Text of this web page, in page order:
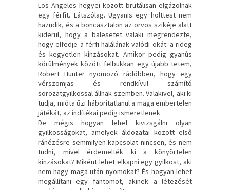
Los Angeles hegyei között brutálisan elgázolnak
egy férfit. Látszólag. Ugyanis egy holttest nem
hazudik, és a boncasztalon az orvos szikéje alatt
kiderül, hogy a balesetet valaki megrendezte,
hogy elfedje a férfi halálának valódi okát: a rideg
és kegyetlen kínzásokat. Amikor pedig gyanús
körülmények között felbukkan egy újabb tetem,
Robert Hunter nyomozó rádöbben, hogy egy
vérszomjas és rendkívül számító
sorozatgyilkossal állnak szemben. Valakivel, aki ki
tudja, mióta űzi háborítatlanul a maga embertelen
játékát, az indítékai pedig ismeretlenek.
De mégis hogyan lehet kivizsgálni olyan
gyilkosságokat, amelyek áldozatai között első
ránézésre semmilyen kapcsolat nincsen, és nem
tudni, mivel érdemelték ki a könyörtelen
kínzásokat? Miként lehet elkapni egy gyilkost, aki
nem hagy maga után nyomokat? És hogyan lehet
megállítani egy fantomot, akinek a létezését